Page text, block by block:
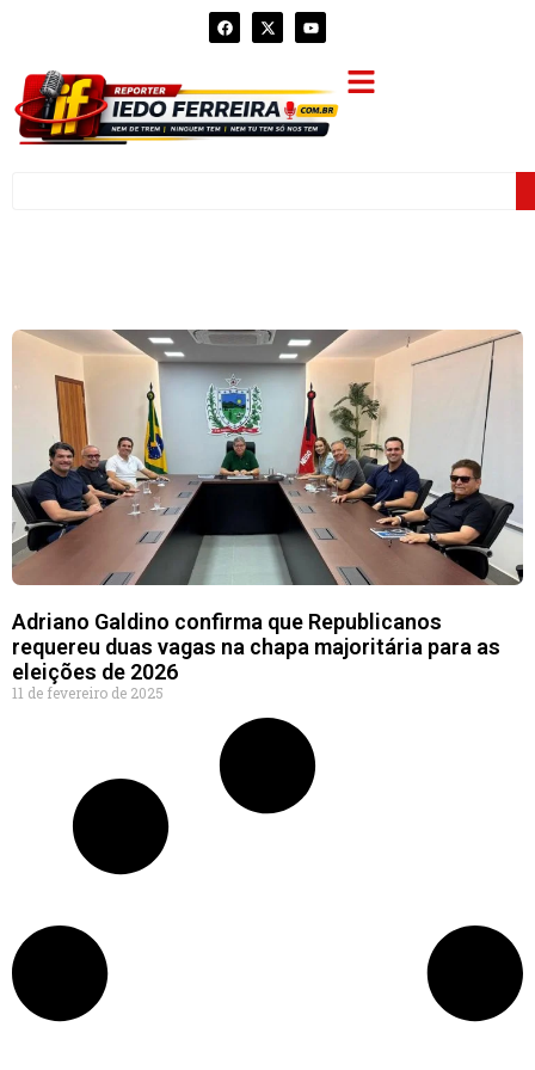
Adriano Galdino confirma que Republicanos
requereu duas vagas na chapa majoritária para as
eleições de 2026
11 de fevereiro de 2025